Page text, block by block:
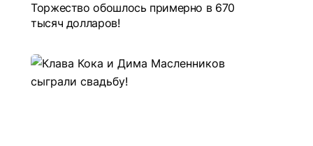
Торжество обошлось примерно в 670
тысяч долларов!